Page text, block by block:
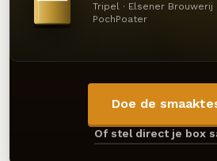
Tripel · Elsener Brouwerij
PochPoater
Doe de
Of stel direct je box